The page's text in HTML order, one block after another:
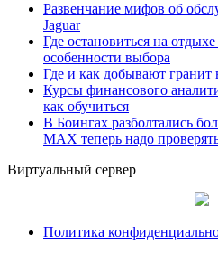
Развенчание мифов об
Jaguar
Где остановиться на
особенности выбора
Где и как добывают
Курсы финансового
как обучиться
В Боингах разболтались
MAX теперь надо
Виртуальный сервер
Политика